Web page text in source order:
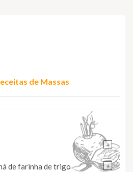
de Massas
+
+
de farinha de trigo